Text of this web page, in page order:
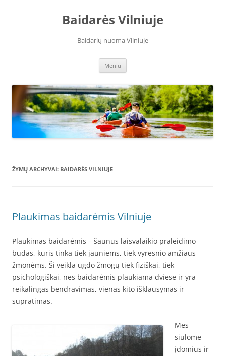
Baidarės Vilniuje
Baidarių nuoma Vilniuje
Meniu Pereiti
turinio
ŽYMŲ ARCHYVAI: BAIDARĖS VILNIUJE
Plaukimas baidarėmis Vilniuje
Plaukimas baidarėmis – šaunus laisvalaikio praleidimo
būdas, kuris tinka tiek jauniems, tiek vyresnio amžiaus
žmonėms. Ši veikla ugdo žmogų tiek fiziškai, tiek
psichologiškai, nes baidarėmis plaukiama dviese ir yra
reikalingas bendravimas, vienas kito išklausymas ir
supratimas.
Mes
siūlome
įdomius ir